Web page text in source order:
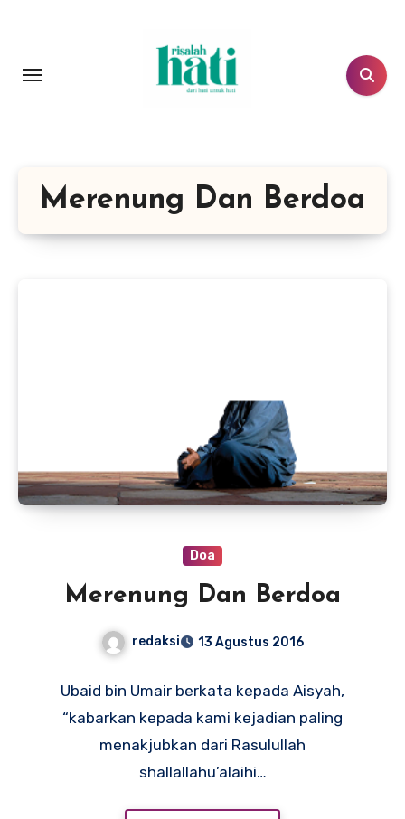
Merenung Dan Berdoa
Doa
Merenung Dan Berdoa
redaksi 13 Agustus 2016
Ubaid bin Umair berkata kepada Aisyah,
“kabarkan kepada kami kejadian paling
menakjubkan dari Rasulullah
shallallahu’alaihi…